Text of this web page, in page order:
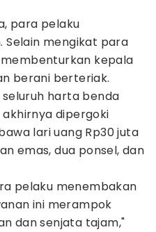
para pelaku
Selain mengikat para
kepala
berani berteriak.
harta benda
dipergoki
lari uang Rp30 juta
emas, dua ponsel, dan
pelaku menembakan
ini merampok
dan senjata tajam,"